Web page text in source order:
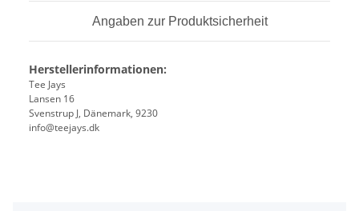
Angaben zur Produktsicherheit
Herstellerinformationen:
Tee Jays
Lansen 16
Svenstrup J, Dänemark, 9230
info@teejays.dk